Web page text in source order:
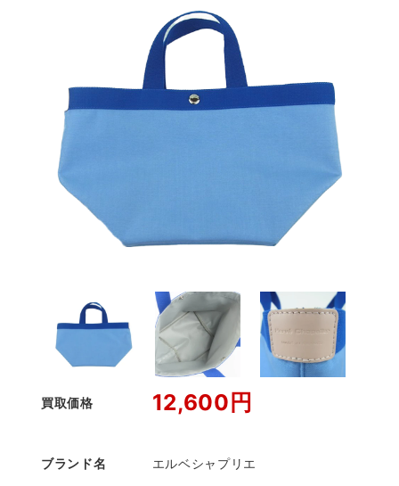
買取価格 12,600円
ブランド名 エルベシャプリエ